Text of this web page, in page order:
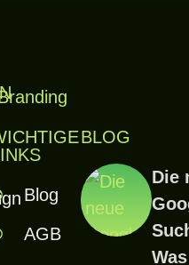
Blog
AGB
BLOG
Die